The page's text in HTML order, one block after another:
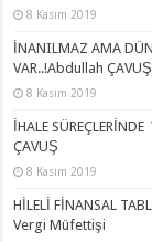
8 Kasım 2019
İNANILMAZ AMA
VAR..!Abdullah ÇAVUŞ
8 Kasım 2019
İHALE
ÇAVUŞ
8 Kasım 2019
HİLELİ FİNANSAL
Vergi Müfettişi